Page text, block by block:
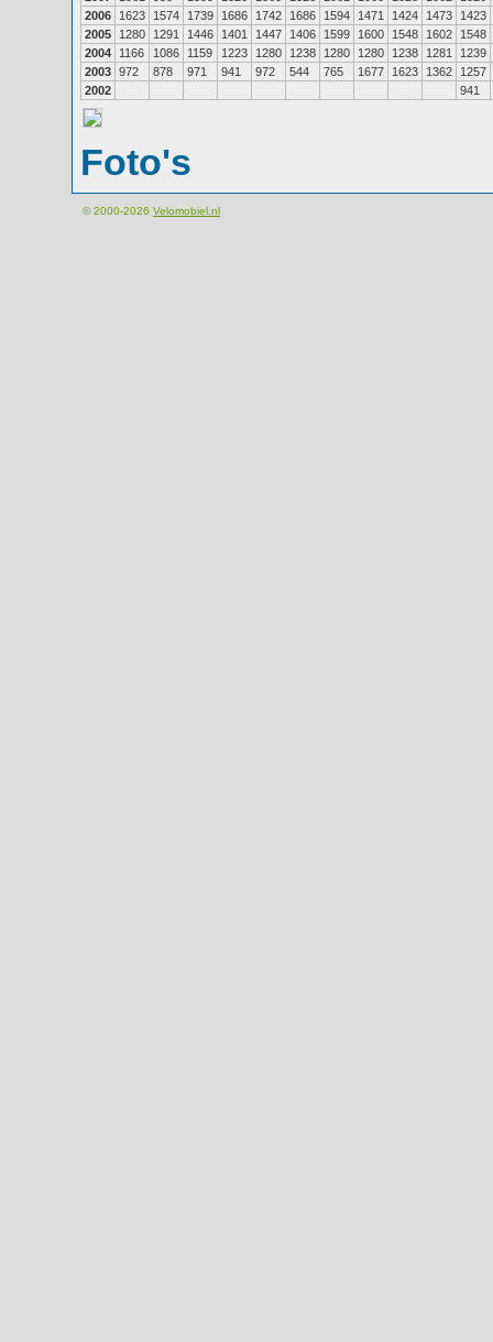
2006
1623 1574 1739 1686 1742 1686 1594 1471 1424 1473
1423
2005
1280 1291 1446 1401 1447 1406 1599 1600 1548 1602
1548
2004
1166 1086 1159 1223 1280 1238 1280 1280 1238 1281
1239
2003 972 878 971 941 972 544 765 1677 1623 1362
1257
2002
941
Foto's
© 2000-2026 Velomobiel.nl